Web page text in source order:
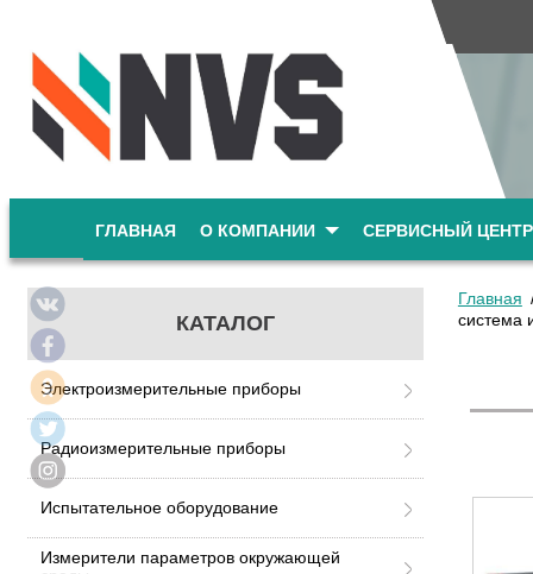
ГЛАВНАЯ О КОМПАНИИ СЕРВИСНЫЙ ЦЕНТР
КАТАЛОГ
Электроизмерительные приборы
Радиоизмерительные приборы
Испытательное оборудование
Измерители параметров окружающей
Главная
система